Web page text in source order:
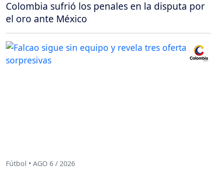
Colombia sufrió los penales en la disputa por
el oro ante México
Fútbol • AGO 6 / 2026